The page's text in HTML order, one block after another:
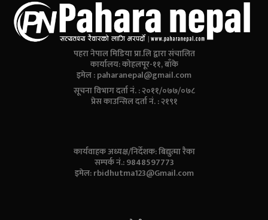
पहरा नेपाल मिडिया प्रा.लि द्वारा संचालित
कार्यालय: कोहलपूर-११, बाँके
इमेल :paharanepal@gmail.com
सूचना विभाग दर्ता नं. : २०११/०७७/०७८
प्रेस काउन्सिल दर्ता नं. : २१९१
कार्यवाहक अध्यक्ष/निर्देशक: बिद्युत्मा रैका
सम्पर्क नं.: 9848597773
इमेल:rbidhutma123@Gmail.com